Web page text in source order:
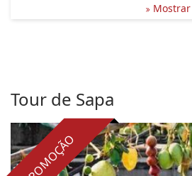
Tour de Sapa
PROMOÇÃO